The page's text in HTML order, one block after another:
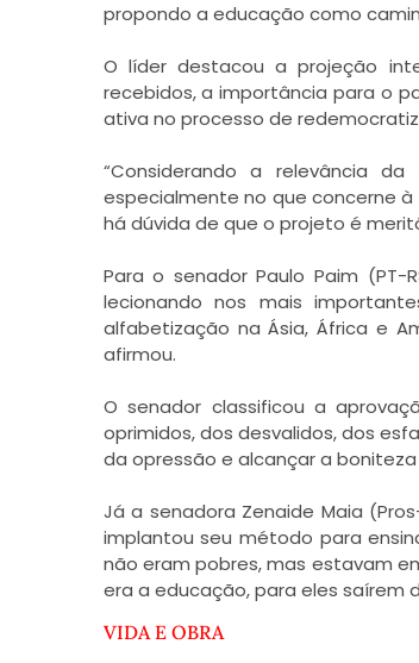
propondo a educação como
O líder destacou a projeção
recebidos, a importância para o
ativa no processo de
“Considerando a relevância
especialmente no que concerne
há dúvida de que o projeto é
Para o senador Paulo Paim
lecionando nos mais
alfabetização na Ásia, África e
afirmou.
O senador classificou a
oprimidos, dos desvalidos, dos
da opressão e alcançar a
Já a senadora Zenaide Maia
implantou seu método para
não eram pobres, mas estavam
era a educação, para eles saírem
VIDA E OBRA